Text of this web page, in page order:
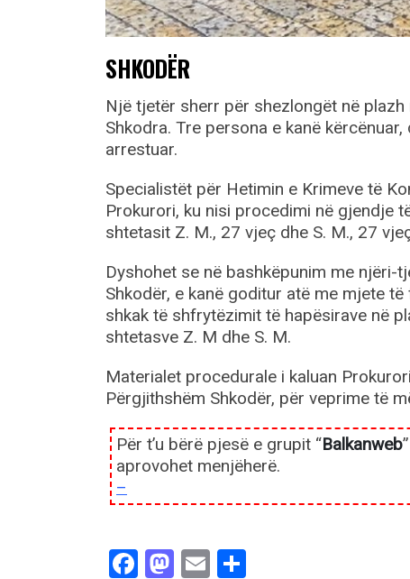
SHKODËR
Një tjetër sherr për shezlongët në plazh
Shkodra. Tre persona e kanë
arrestuar.
Specialistët për Hetimin e Krimeve të
Prokurori, ku nisi procedimi në gjendje
shtetasit Z. M., 27 vjeç dhe S. M., 27
Dyshohet se në bashkëpunim me njëri-
Shkodër, e kanë goditur atë me mjete
shkak të shfrytëzimit të hapësirave në
shtetasve Z. M dhe S. M.
Materialet procedurale i kaluan
Përgjithshëm Shkodër, për veprime të
Për t’u bërë pjesë e grupit “Balkanweb
aprovohet menjëherë.
–
Facebook
Mastodon
Email